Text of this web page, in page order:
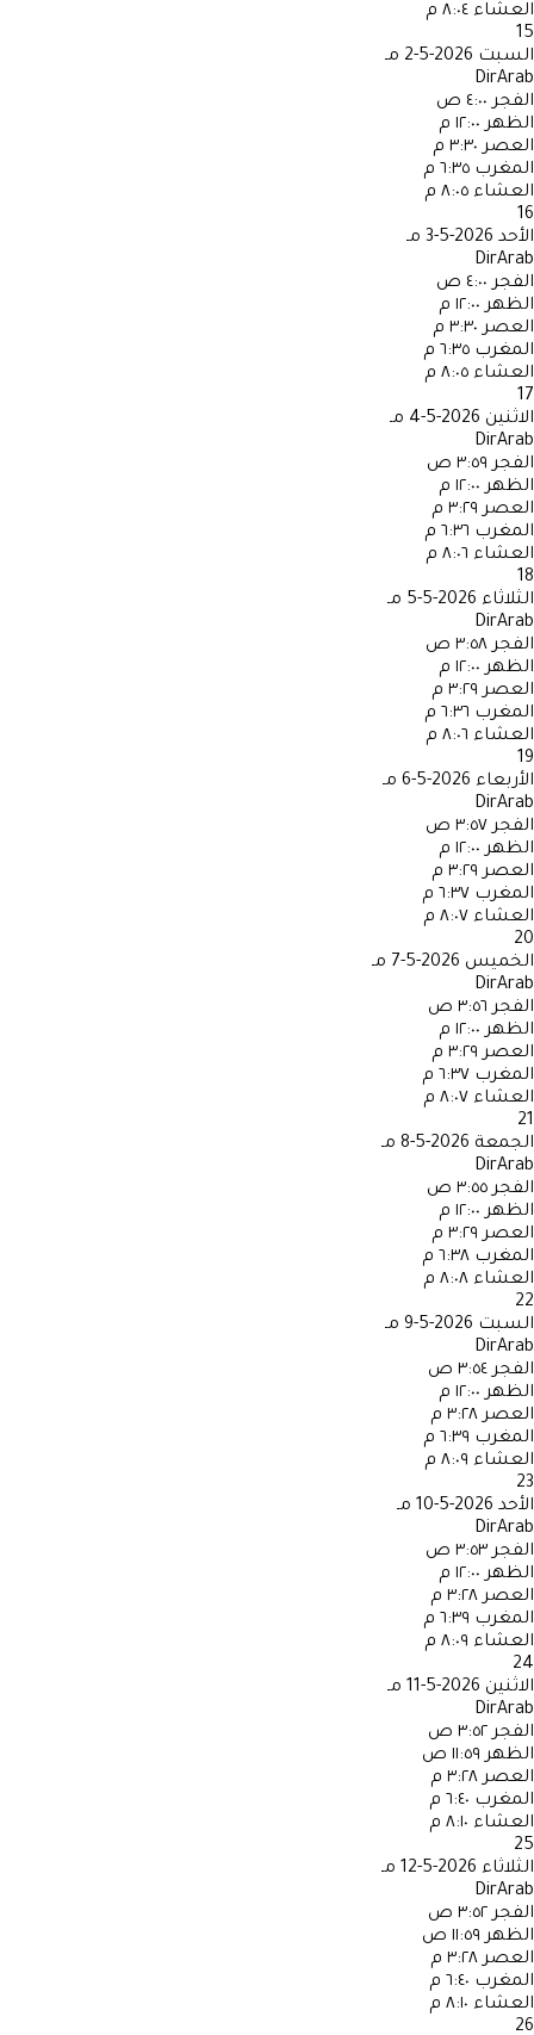
العشاء ٨:٠٤ م
15
السبت 2026-5-2 مـ
DirArab
الفجر ٤:٠٠ ص
الظهر ١٢:٠٠ م
العصر ٣:٣٠ م
المغرب ٦:٣٥ م
العشاء ٨:٠٥ م
16
الأحد 2026-5-3 مـ
DirArab
الفجر ٤:٠٠ ص
الظهر ١٢:٠٠ م
العصر ٣:٣٠ م
المغرب ٦:٣٥ م
العشاء ٨:٠٥ م
17
الاثنين 2026-5-4 مـ
DirArab
الفجر ٣:٥٩ ص
الظهر ١٢:٠٠ م
العصر ٣:٢٩ م
المغرب ٦:٣٦ م
العشاء ٨:٠٦ م
18
الثلاثاء 2026-5-5 مـ
DirArab
الفجر ٣:٥٨ ص
الظهر ١٢:٠٠ م
العصر ٣:٢٩ م
المغرب ٦:٣٦ م
العشاء ٨:٠٦ م
19
الأربعاء 2026-5-6 مـ
DirArab
الفجر ٣:٥٧ ص
الظهر ١٢:٠٠ م
العصر ٣:٢٩ م
المغرب ٦:٣٧ م
العشاء ٨:٠٧ م
20
الخميس 2026-5-7 مـ
DirArab
الفجر ٣:٥٦ ص
الظهر ١٢:٠٠ م
العصر ٣:٢٩ م
المغرب ٦:٣٧ م
العشاء ٨:٠٧ م
21
الجمعة 2026-5-8 مـ
DirArab
الفجر ٣:٥٥ ص
الظهر ١٢:٠٠ م
العصر ٣:٢٩ م
المغرب ٦:٣٨ م
العشاء ٨:٠٨ م
22
السبت 2026-5-9 مـ
DirArab
الفجر ٣:٥٤ ص
الظهر ١٢:٠٠ م
العصر ٣:٢٨ م
المغرب ٦:٣٩ م
العشاء ٨:٠٩ م
23
الأحد 2026-5-10 مـ
DirArab
الفجر ٣:٥٣ ص
الظهر ١٢:٠٠ م
العصر ٣:٢٨ م
المغرب ٦:٣٩ م
العشاء ٨:٠٩ م
24
الاثنين 2026-5-11 مـ
DirArab
الفجر ٣:٥٢ ص
الظهر ١١:٥٩ ص
العصر ٣:٢٨ م
المغرب ٦:٤٠ م
العشاء ٨:١٠ م
25
الثلاثاء 2026-5-12 مـ
DirArab
الفجر ٣:٥٢ ص
الظهر ١١:٥٩ ص
العصر ٣:٢٨ م
المغرب ٦:٤٠ م
العشاء ٨:١٠ م
26